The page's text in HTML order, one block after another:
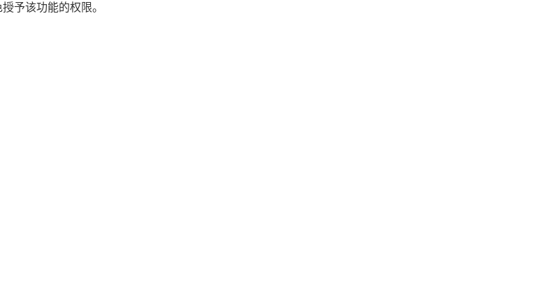
予该功能的权限。